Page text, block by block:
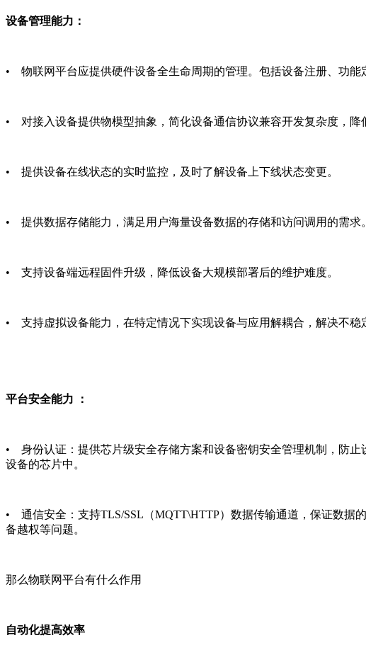
设备管理能力：
• 物联网平台应提供硬件设备全生命周期的管理。包括设备注册、功能
• 对接入设备提供物模型抽象，简化设备通信协议兼容开发复杂度，降
• 提供设备在线状态的实时监控，及时了解设备上下线状态变更。
• 提供数据存储能力，满足用户海量设备数据的存储和访问调用的需求。
• 支持设备端远程固件升级，降低设备大规模部署后的维护难度。
• 支持虚拟设备能力，在特定情况下实现设备与应用解耦合，解决不稳
平台安全能力 ：
• 身份认证：提供芯片级安全存储方案和设备密钥安全管理机制，防
设备的芯片中。
• 通信安全：支持TLS/SSL（MQTT\HTTP）数据传输通道，保证数据
备越权等问题。
那么物联网平台有什么作用
自动化提高效率